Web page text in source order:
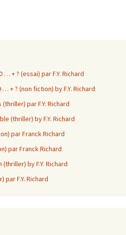
+ ? (essai) par F.Y. Richard
+ ? (non fiction) by F.Y. Richard
par F.Y. Richard
(thriller) by F.Y. Richard
par Franck Richard
par Franck Richard
by F.Y. Richard
par F.Y. Richard